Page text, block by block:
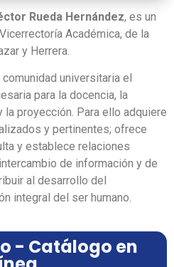
Rueda Hernández , es un
Académica, de la
y Herrera.
universitaria el
para la docencia, la
proyección. Para ello adquiere
y pertinentes; ofrece
y establece relaciones
de información y de
al desarrollo del
integral del ser humano.
- Catálogo en